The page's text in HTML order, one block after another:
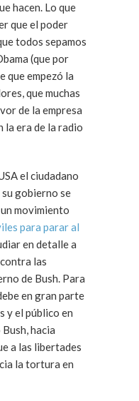
Lo que
que el poder
todos sepamos
(que por
que empezó la
que muchas
de la empresa
la era de la radio
el ciudadano
gobierno se
para parar al
las
Bush. Para
en gran parte
y el público en
hacia
a las libertades
la tortura en